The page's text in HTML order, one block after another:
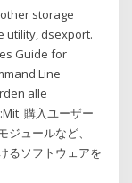
storage
utility, dsexport.
Guide for
Line
alle
購入ユーザー
ュールなど、
るソフトウェアを